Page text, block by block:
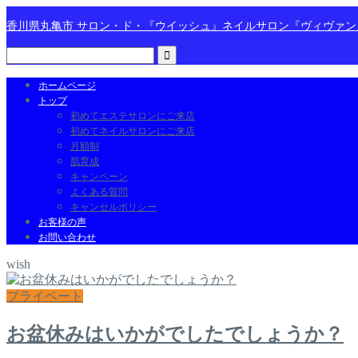
香川県丸亀市 サロン・ド・『ウイッシュ』ネイルサロン『ヴィヴァ
ホームページ
トップ
初めてエステサロンにご来店
初めてネイルサロンにご来店
月額制
肌育成
キャンペーン
よくある質問
キャンセルポリシー
お客様の声
お問い合わせ
wish
プライベート
お盆休みはいかがでしたでしょうか？